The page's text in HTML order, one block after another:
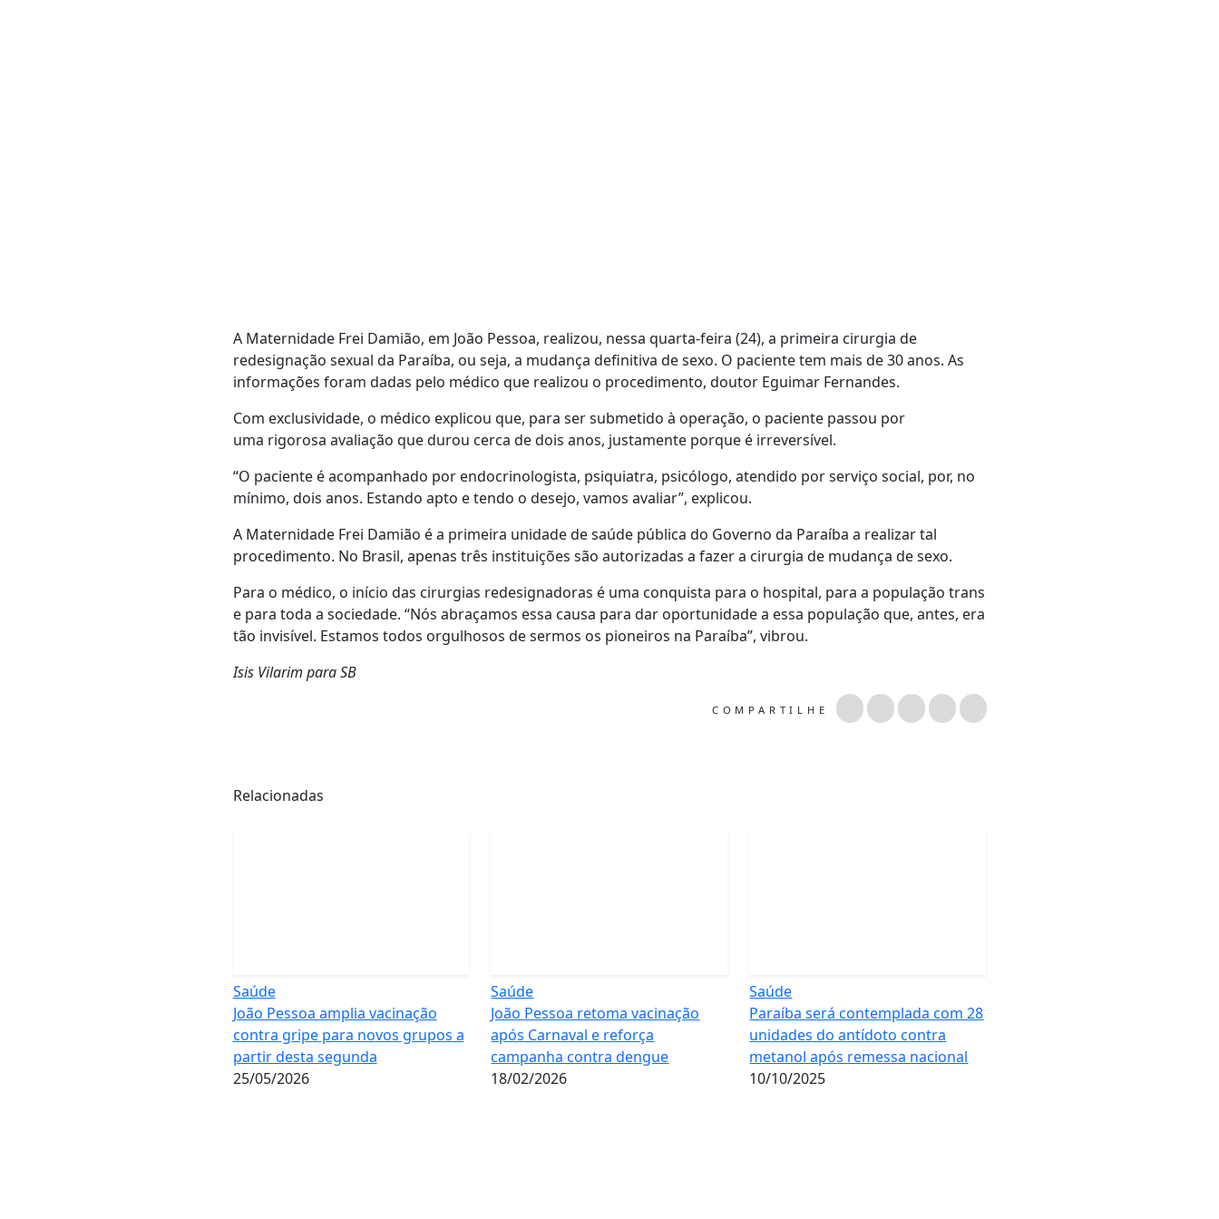
A Maternidade Frei Damião, em João Pessoa, realizou, nessa quarta-feira (24), a primeira cirurgia de
redesignação sexual da Paraíba, ou seja, a mudança definitiva de sexo. O paciente tem mais de 30 anos. As
informações foram dadas pelo médico que realizou o procedimento, doutor Eguimar Fernandes.
Com exclusividade, o médico explicou que, para ser submetido à operação, o paciente passou por
uma rigorosa avaliação que durou cerca de dois anos, justamente porque é irreversível.
“O paciente é acompanhado por endocrinologista, psiquiatra, psicólogo, atendido por serviço social, por, no
mínimo, dois anos. Estando apto e tendo o desejo, vamos avaliar”, explicou.
A Maternidade Frei Damião é a primeira unidade de saúde pública do Governo da Paraíba a realizar tal
procedimento. No Brasil, apenas três instituições são autorizadas a fazer a cirurgia de mudança de sexo.
Para o médico, o início das cirurgias redesignadoras é uma conquista para o hospital, para a população trans
e para toda a sociedade. “Nós abraçamos essa causa para dar oportunidade a essa população que, antes, era
tão invisível. Estamos todos orgulhosos de sermos os pioneiros na Paraíba”, vibrou.
Isis Vilarim para SB
COMPARTILHE
Relacionadas
Saúde
João Pessoa amplia vacinação
contra gripe para novos grupos a
partir desta segunda
25/05/2026
Saúde
João Pessoa retoma vacinação
após Carnaval e reforça
campanha contra dengue
18/02/2026
Saúde
Paraíba será contemplada com 28
unidades do antídoto contra
metanol após remessa nacional
10/10/2025